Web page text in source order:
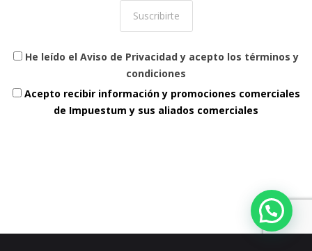
He leído el Aviso de Privacidad y acepto los términos y
condiciones
Acepto recibir información y promociones comerciales
de Impuestum y sus aliados comerciales